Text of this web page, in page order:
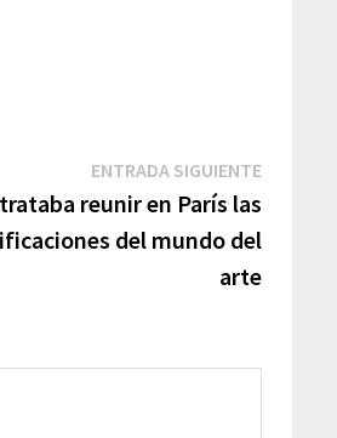
ENTRADA SIGUIENTEEntrada
siguiente:
reunir en París las
del mundo del
arte